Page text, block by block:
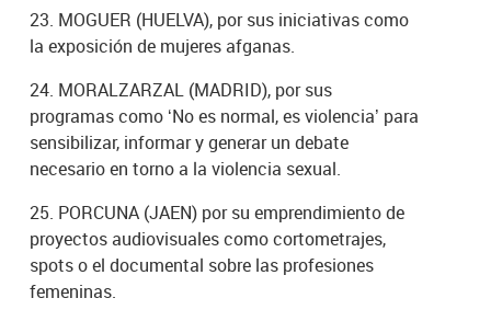
23. MOGUER (HUELVA), por sus iniciativas como
la exposición de mujeres afganas.
24. MORALZARZAL (MADRID), por sus
programas como ‘No es normal, es violencia’ para
sensibilizar, informar y generar un debate
necesario en torno a la violencia sexual.
25. PORCUNA (JAEN) por su emprendimiento de
proyectos audiovisuales como cortometrajes,
spots o el documental sobre las profesiones
femeninas.